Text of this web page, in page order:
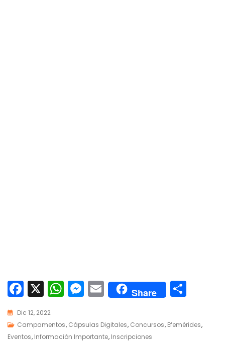
F
ac
e
b
X W
h
at
s
M
e
ss
e
E
m
ai
l
Share
m
Dic 12, 2022
Campamentos, Cápsulas Digitales, Concursos, Efemérides,
Eventos, Información Importante, Inscripciones